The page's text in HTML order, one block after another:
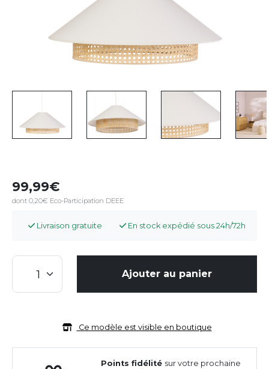
99,99
dont 0,20€ Eco-Participation DEEE
Livraison gratuite En stock expédié sous 24h/72h
Ajouter au panier
Ce modèle est visible en boutique
Points fidélité sur votre prochaine